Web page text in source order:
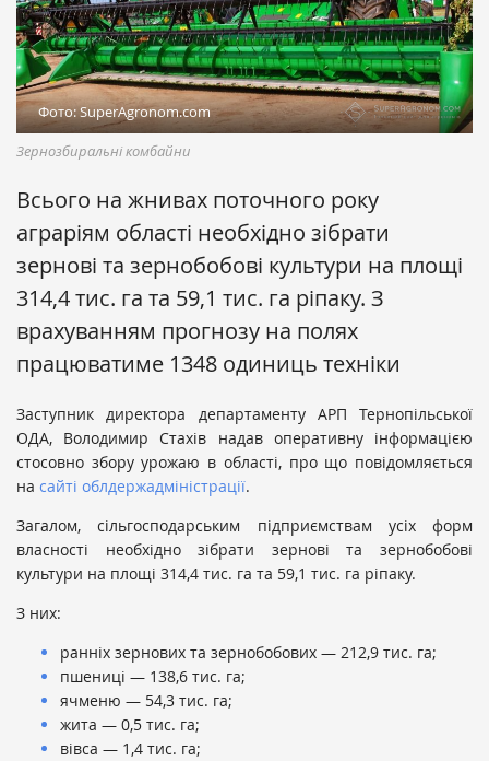
Фото: SuperAgronom.com
Зернозбиральні комбайни
Всього на жнивах поточного року
аграріям області необхідно зібрати
зернові та зернобобові культури на площі
314,4 тис. га та 59,1 тис. га ріпаку. З
врахуванням прогнозу на полях
працюватиме 1348 одиниць техніки
Заступник директора департаменту АРП Тернопільської
ОДА, Володимир Стахів надав оперативну інформацією
стосовно збору урожаю в області, про що повідомляється
на сайті облдержадміністрації.
Загалом, сільгосподарським підприємствам усіх форм
власності необхідно зібрати зернові та зернобобові
культури на площі 314,4 тис. га та 59,1 тис. га ріпаку.
З них:
ранніх зернових та зернобобових — 212,9 тис. га;
пшениці — 138,6 тис. га;
ячменю — 54,3 тис. га;
жита — 0,5 тис. га;
вівса — 1,4 тис. га;